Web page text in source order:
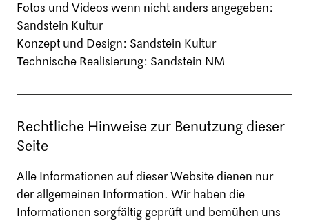
Fotos und Videos wenn nicht anders angegeben:
Sandstein Kultur
Konzept und Design: Sandstein Kultur
Technische Realisierung: Sandstein NM
Rechtliche Hinweise zur Benutzung dieser
Seite
Alle Informationen auf dieser Website dienen nur
der allgemeinen Information. Wir haben die
Informationen sorgfältig geprüft und bemühen uns